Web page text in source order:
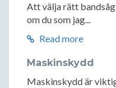
Att välja rätt
om du som jag...
Read more
Maskinskydd
Maskinskydd är